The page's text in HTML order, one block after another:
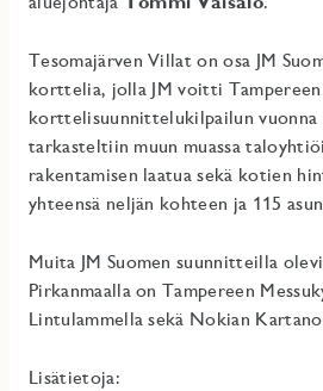
Tesomajärven Villat on osa JM
korttelia, jolla JM voitti Tampereen
korttelisuunnittelukilpailun vuonna
tarkasteltiin muun muassa
rakentamisen laatua sekä kotien
yhteensä neljän kohteen ja 115
Muita JM Suomen suunnitteilla
Pirkanmaalla on Tampereen
Lintulammella sekä Nokian
Lisätietoja: